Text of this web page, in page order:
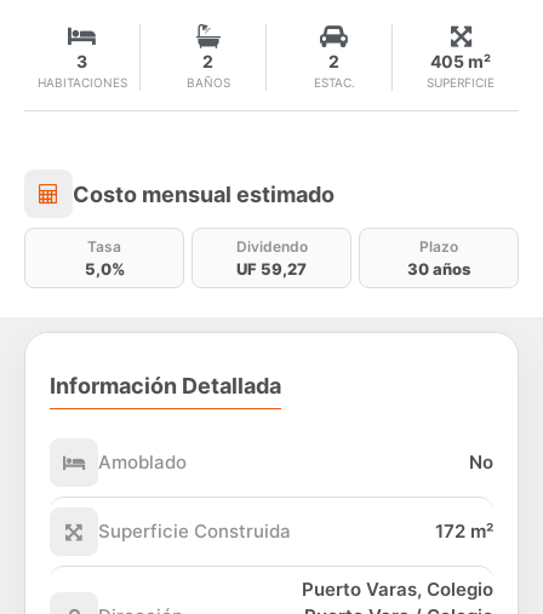
HABITACIONES
3
BAÑOS
2
ESTAC.
2
SUPERFICIE
405 m²
Costo mensual estimado
Costo mensual estimado
Tasa
5,0%
Dividendo
UF 59,27
Plazo
30 años
Información Detallada
Amoblado No
Superficie Construida 172 m²
Puerto Varas, Colegio